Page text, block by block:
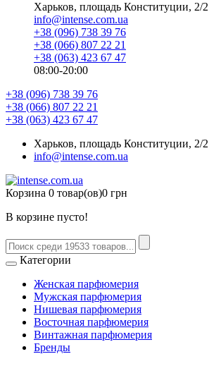
Харьков, площадь Конституции, 2/2
info@intense.com.ua
+38 (096) 738 39 76
+38 (066) 807 22 21
+38 (063) 423 67 47
08:00-20:00
+38 (096) 738 39 76
+38 (066) 807 22 21
+38 (063) 423 67 47
Харьков, площадь Конституции, 2/2
info@intense.com.ua
Корзина 0 товар(ов)0 грн
В корзине пусто!
Категории
Женская парфюмерия
Мужская парфюмерия
Нишевая парфюмерия
Восточная парфюмерия
Винтажная парфюмерия
Бренды